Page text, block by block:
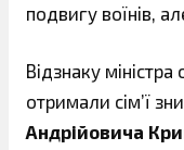
подвигу воїнів,
Відзнаку
отримали сім’ї
Андрійовича